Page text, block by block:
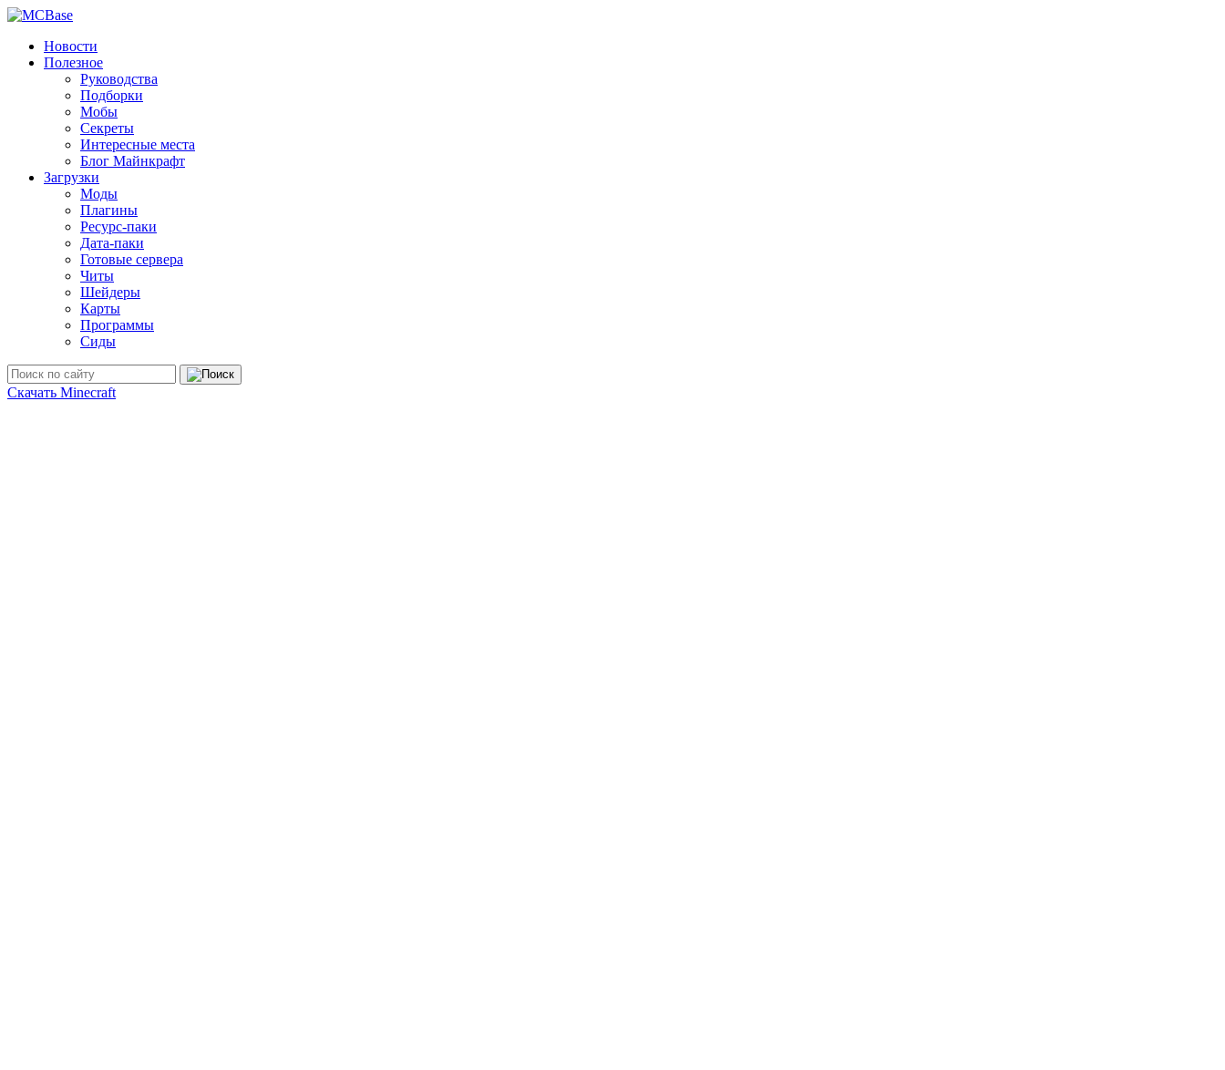
Новости
Полезное
Руководства
Подборки
Мобы
Секреты
Интересные места
Блог Майнкрафт
Загрузки
Моды
Плагины
Ресурс-паки
Дата-паки
Готовые сервера
Читы
Шейдеры
Карты
Программы
Сиды
Скачать Minecraft